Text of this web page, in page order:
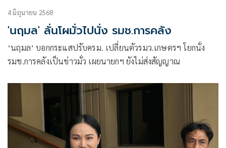
4 มิถุนายน 2568
'นฤมล' ลั่นโผมั่วไปนั่ง รมช.การคลัง
‘นฤมล’ บอกกระแสปรับครม. เปลี่ยนตัวรมว.เกษตรฯ โยกนั่ง
รมช.การคลังเป็นข่าวมั่ว เผยนายกฯ ยังไม่ส่งสัญญาณ